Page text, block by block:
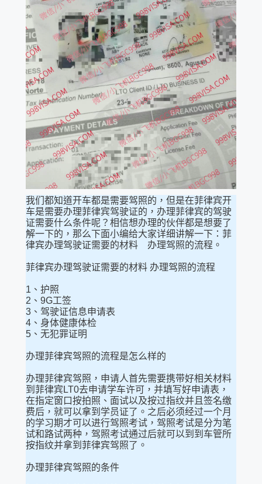
我们都知道开车都是需要驾照的，但是在菲律宾开
车是需要办理菲律宾驾驶证的，办理菲律宾的驾驶
证需要什么条件呢？相信想办理的伙伴都是想要了
解一下的，那么下面小编给大家详细讲解一下：菲
律宾办理驾驶证需要的材料 办理驾照的流程。
菲律宾办理驾驶证需要的材料 办理驾照的流程
1、护照
2、9G工签
3、驾驶证信息申请表
4、身体健康体检
5、无犯罪证明
办理菲律宾驾照的流程是怎么样的
办理菲律宾驾照，申请人首先需要携带好相关材料
到菲律宾LT0去申请学车许可，并填写好申请表，
在指定窗口按拍照、面试以及按过指纹并且签名缴
费后，就可以拿到学员证了。之后必须经过一个月
的学习期才可以进行驾照考试，驾照考试是分为笔
试和路试两种，驾照考试通过后就可以到到车管所
按指纹并拿到菲律宾驾照了。
办理菲律宾驾照的条件